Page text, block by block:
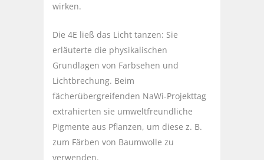
wirken.
Die 4E ließ das Licht tanzen: Sie
erläuterte die physikalischen
Grundlagen von Farbsehen und
Lichtbrechung. Beim
fächerübergreifenden NaWi-Projekttag
extrahierten sie umweltfreundliche
Pigmente aus Pflanzen, um diese z. B.
zum Färben von Baumwolle zu
verwenden.